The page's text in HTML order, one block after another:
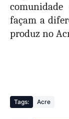
façam a
produz no
Tags: Acre